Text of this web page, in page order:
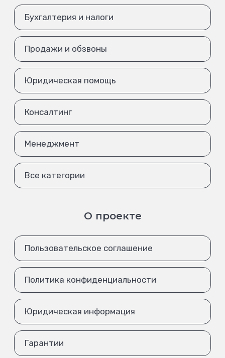
Бухгалтерия и налоги
Продажи и обзвоны
Юридическая помощь
Консалтинг
Менеджмент
Все категории
О проекте
Пользовательское соглашение
Политика конфиденциальности
Юридическая информация
Гарантии